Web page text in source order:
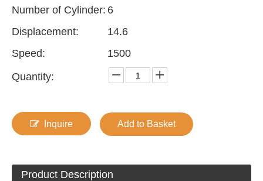
Number of Cylinder: 6
Displacement:
14.6
Speed:
1500
Quantity:
Inquire Add to Basket
Product Description